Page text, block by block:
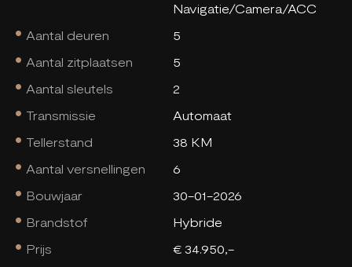
Navigatie/Camera/ACC
Aantal deuren
5
Aantal zitplaatsen
5
Aantal sleutels
2
Transmissie
Automaat
Tellerstand
38 KM
Aantal versnellingen
6
Bouwjaar
30-01-2026
Brandstof
Hybride
Prijs
€ 34.950,-